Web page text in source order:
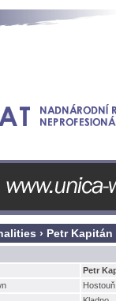
› Petr Kapitán
Petr
Hostouň